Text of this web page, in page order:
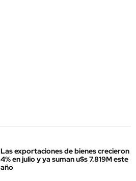
Las exportaciones de bienes crecieron
4% en julio y ya suman u$s 7.819M este
año